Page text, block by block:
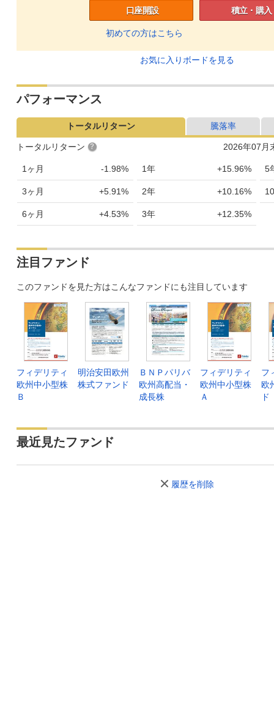
口座開設
初めての方はこちら
積立・購入
お気に入りボードを見る
パフォーマンス
トータルリターン 騰落率
2026年07月
トータルリターン
1ヶ月 -1.98%
3ヶ月 +5.91%
6ヶ月 +4.53%
1年 +15.96%
2年 +10.16%
3年 +12.35%
5
注目ファンド
このファンドを見た方はこんなファンドにも注目しています
フィデリティ
欧州中小型株
Ｂ
明治安田欧州
株式ファンド
ＢＮＰパリバ
欧州高配当・
成長株
フィデリティ
欧州中小型株
Ａ
フ
欧
ド
最近見たファンド
履歴を削除